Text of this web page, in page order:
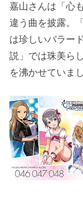
嘉山さんは「心
違う曲を披露。
は珍しいバラー
説」では珠美ら
を沸かせていまし